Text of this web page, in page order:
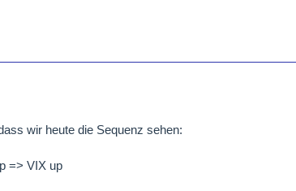
wir heute die Sequenz sehen:
=> VIX up